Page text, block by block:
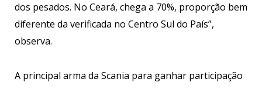
dos pesados. No Ceará, chega a 70%, proporção bem
diferente da verificada no Centro Sul do País”,
observa.
A principal arma da Scania para ganhar participação